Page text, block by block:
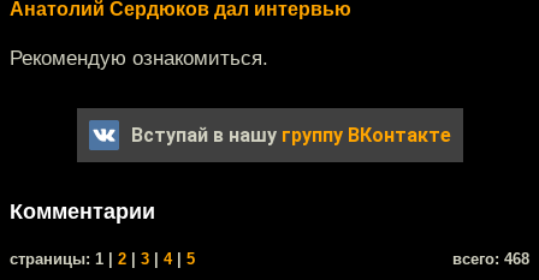
Анатолий Сердюков дал интервью
Рекомендую ознакомиться.
Вступай в нашу группу ВКонтакте
Комментарии
cтраницы: 1 | 2 3 4| 5 всего: 468